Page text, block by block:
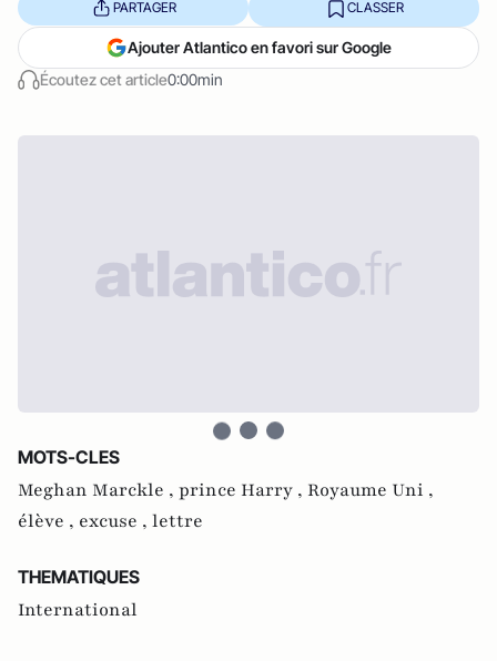
Écoutez cet article0:00min
PARTAGER CLASSER
Ajouter Atlantico en favori sur Google
MOTS-CLES
Meghan Marckle , prince Harry , Royaume Uni ,
élève , excuse , lettre
THEMATIQUES
International